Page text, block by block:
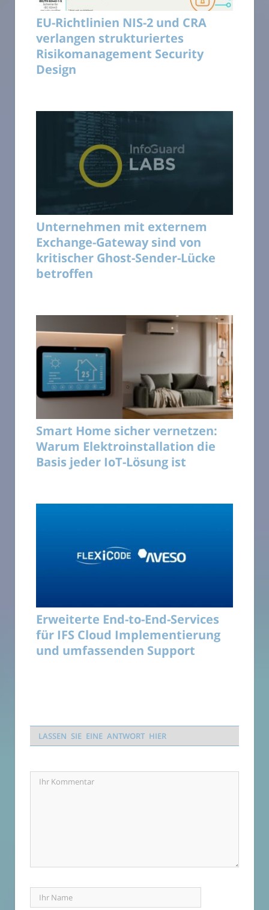
EU-Richtlinien NIS-2 und CRA
verlangen strukturiertes
Risikomanagement Security
Design
Unternehmen mit externem
Exchange-Gateway sind von
kritischer Ghost-Sender-Lücke
betroffen
Smart Home sicher vernetzen:
Warum Elektroinstallation die
Basis jeder IoT-Lösung ist
Erweiterte End-to-End-Services
für IFS Cloud Implementierung
und umfassenden Support
LASSEN SIE EINE ANTWORT HIER